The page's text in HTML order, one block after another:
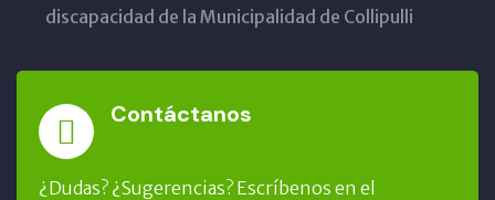
discapacidad de la Municipalidad de Collipulli
Contáctanos
¿Dudas? ¿Sugerencias? Escríbenos en el